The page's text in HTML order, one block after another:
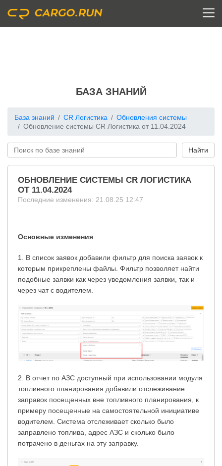
БАЗА ЗНАНИЙ
База знаний CR Логистика
Обновления системы
Обновление системы CR Логистика от 11.04.2024
ОБНОВЛЕНИЕ СИСТЕМЫ CR ЛОГИСТИКА
ОТ 11.04.2024
Последние изменения: 21.08.25 12:47
Основные изменения
1. В список заявок добавили фильтр для поиска заявок к
которым прикреплены файлы. Фильтр позволяет найти
подобные заявки как через уведомления заявки, так и
через чат с водителем.
2. В отчет по АЗС доступный при использовании модуля
топливного планирования добавили отслеживание
заправок посещенных вне топливного планирования, к
примеру посещенные на самостоятельной инициативе
водителем. Система отслеживает сколько было
заправлено топлива, адрес АЗС и сколько было
потрачено в деньгах на эту заправку.